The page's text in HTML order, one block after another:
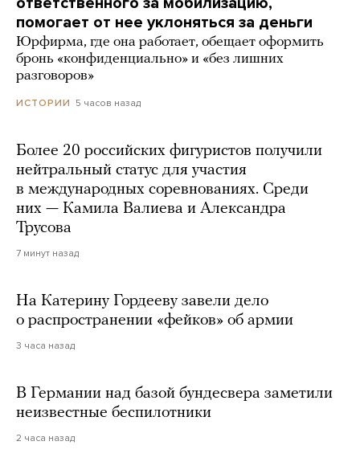
помогает от нее уклоняться за деньги
Юрфирма, где она работает, обещает оформить
бронь «конфиденциально» и «без лишних
разговоров»
ИСТОРИИ 5 часов назад
Более 20 российских фигуристов получили
нейтральный статус для участия
в международных соревнованиях. Среди
них — Камила Валиева и Александра
Трусова
7 минут назад
На Катерину Гордееву завели дело
о распространении «фейков» об армии
3 часа назад
В Германии над базой бундесвера заметили
неизвестные беспилотники
2 часа назад